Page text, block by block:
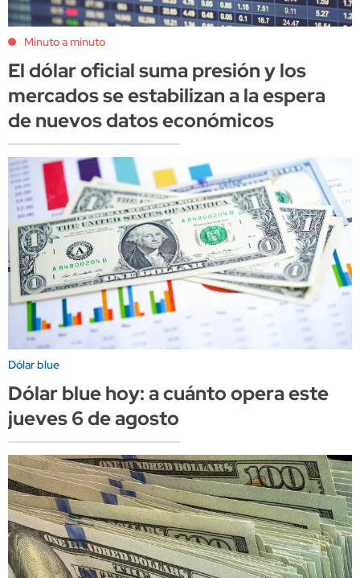
Minuto a minuto
El dólar oficial suma presión y los
mercados se estabilizan a la espera
de nuevos datos económicos
Dólar blue
Dólar blue hoy: a cuánto opera este
jueves 6 de agosto